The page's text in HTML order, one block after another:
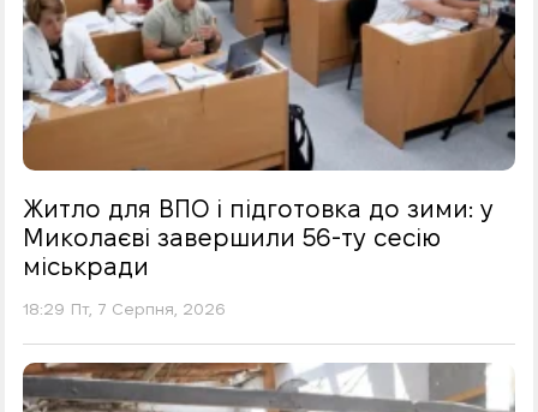
Житло для ВПО і підготовка до зими: у
Миколаєві завершили 56-ту сесію
міськради
18:29 Пт, 7 Серпня, 2026